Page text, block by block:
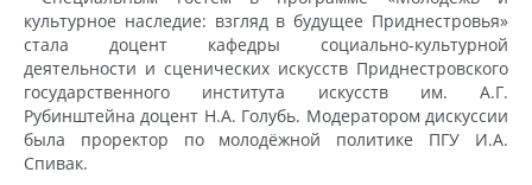
культурное наследие: взгляд в будущее Приднестровья»
стала доцент кафедры социально-культурной
деятельности и сценических искусств Приднестровского
государственного института искусств им. А.Г.
Рубинштейна доцент Н.А. Голубь. Модератором дискуссии
была проректор по молодёжной политике ПГУ И.А.
Спивак.